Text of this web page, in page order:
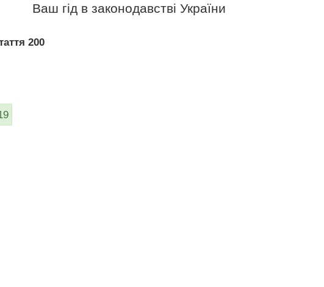
Ваш гід в законодавстві України
200